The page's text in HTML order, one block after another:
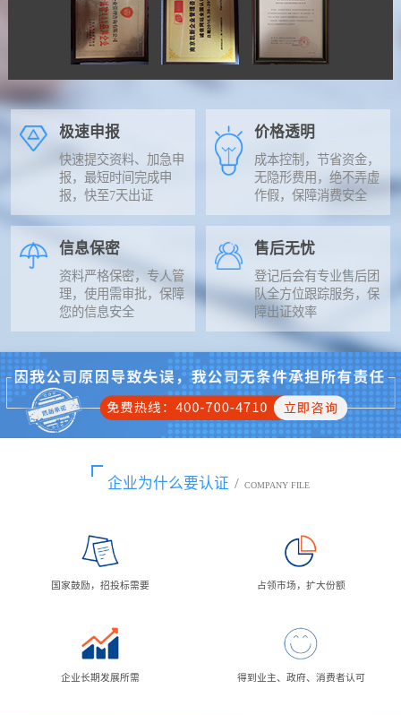
极速申报
快速提交资料、加急申
报，最短时间完成申
报，快至7天出证
价格透明
成本控制，节省资金，
无隐形费用，绝不弄虚
作假，保障消费安全
信息保密
资料严格保密，专人管
理，使用需审批，保障
您的信息安全
售后无忧
登记后会有专业售后团
队全方位跟踪服务，保
障出证效率
企业为什么要认证 / COMPANY FILE
国家鼓励，招投标需要 占领市场，扩大份额
企业长期发展所需 得到业主、政府、消费者认可